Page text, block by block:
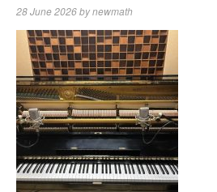
28 June 2026bynewmath